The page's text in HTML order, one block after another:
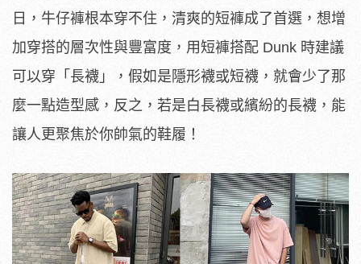
日，牛仔褲根本穿不住，清爽的短褲成了首選，想增
加穿搭的層次性與豐富度，用短褲搭配 Dunk 時建議
可以穿「長襪」，假如是隱形襪或短襪，就會少了那
麼一點造型感，反之，若是白長襪或繽紛的長襪，能
讓人更聚焦於你帥氣的鞋履！